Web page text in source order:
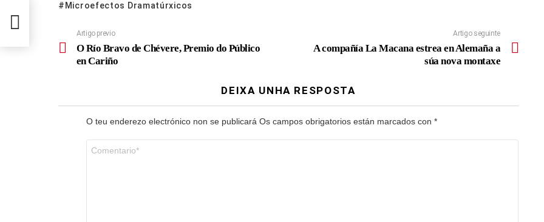
Microefectos Dramatúrxicos
Artigo previo
O Río Bravo de Chévere, Premio do Público
en Cariño
Artigo seguinte
A compañía La Macana estrea en Alemaña a
súa nova montaxe
DEIXA UNHA RESPOSTA
O teu enderezo electrónico non se publicará Os campos obrigatorios están marcados con *
en